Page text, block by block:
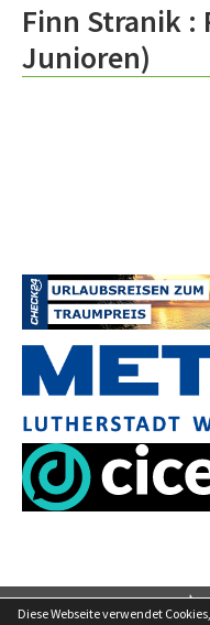
Finn Stranik :
Junioren)
Diese Webseite verwendet